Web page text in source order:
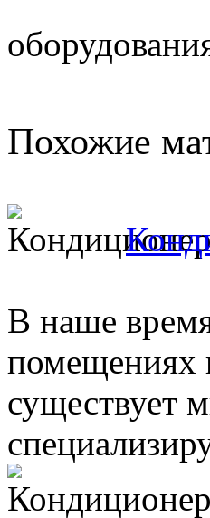
Похожие
В наше
помещениях
существует